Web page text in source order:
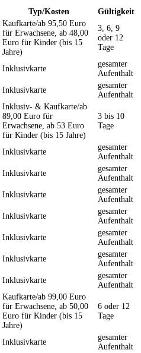
Typ/Kosten Gültigkeit
Kaufkarte/ab 95,50 Euro
für Erwachsene, ab 48,00
Euro für Kinder (bis 15
Jahre)
3, 6, 9
oder 12
Tage
Inklusivkarte
gesamter
Aufenthalt
Inklusivkarte
gesamter
Aufenthalt
Inklusiv- & Kaufkarte/ab
89,00 Euro für
Erwachsene, ab 53 Euro
für Kinder (bis 15 Jahre)
3 bis 10
Tage
Inklusivkarte
gesamter
Aufenthalt
Inklusivkarte
gesamter
Aufenthalt
Inklusivkarte
gesamter
Aufenthalt
Inklusivkarte
gesamter
Aufenthalt
Inklusivkarte
gesamter
Aufenthalt
Inklusivkarte
gesamter
Aufenthalt
Inklusivkarte
gesamter
Aufenthalt
Kaufkarte/ab 99,00 Euro
für Erwachsene, ab 50,00
Euro für Kinder (bis 15
Jahre)
6 oder 12
Tage
Inklusivkarte
gesamter
Aufenthalt